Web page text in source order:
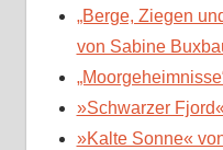
„Berge, Ziegen
von Sabine
»Schwarzer
»Kalte Sonne«